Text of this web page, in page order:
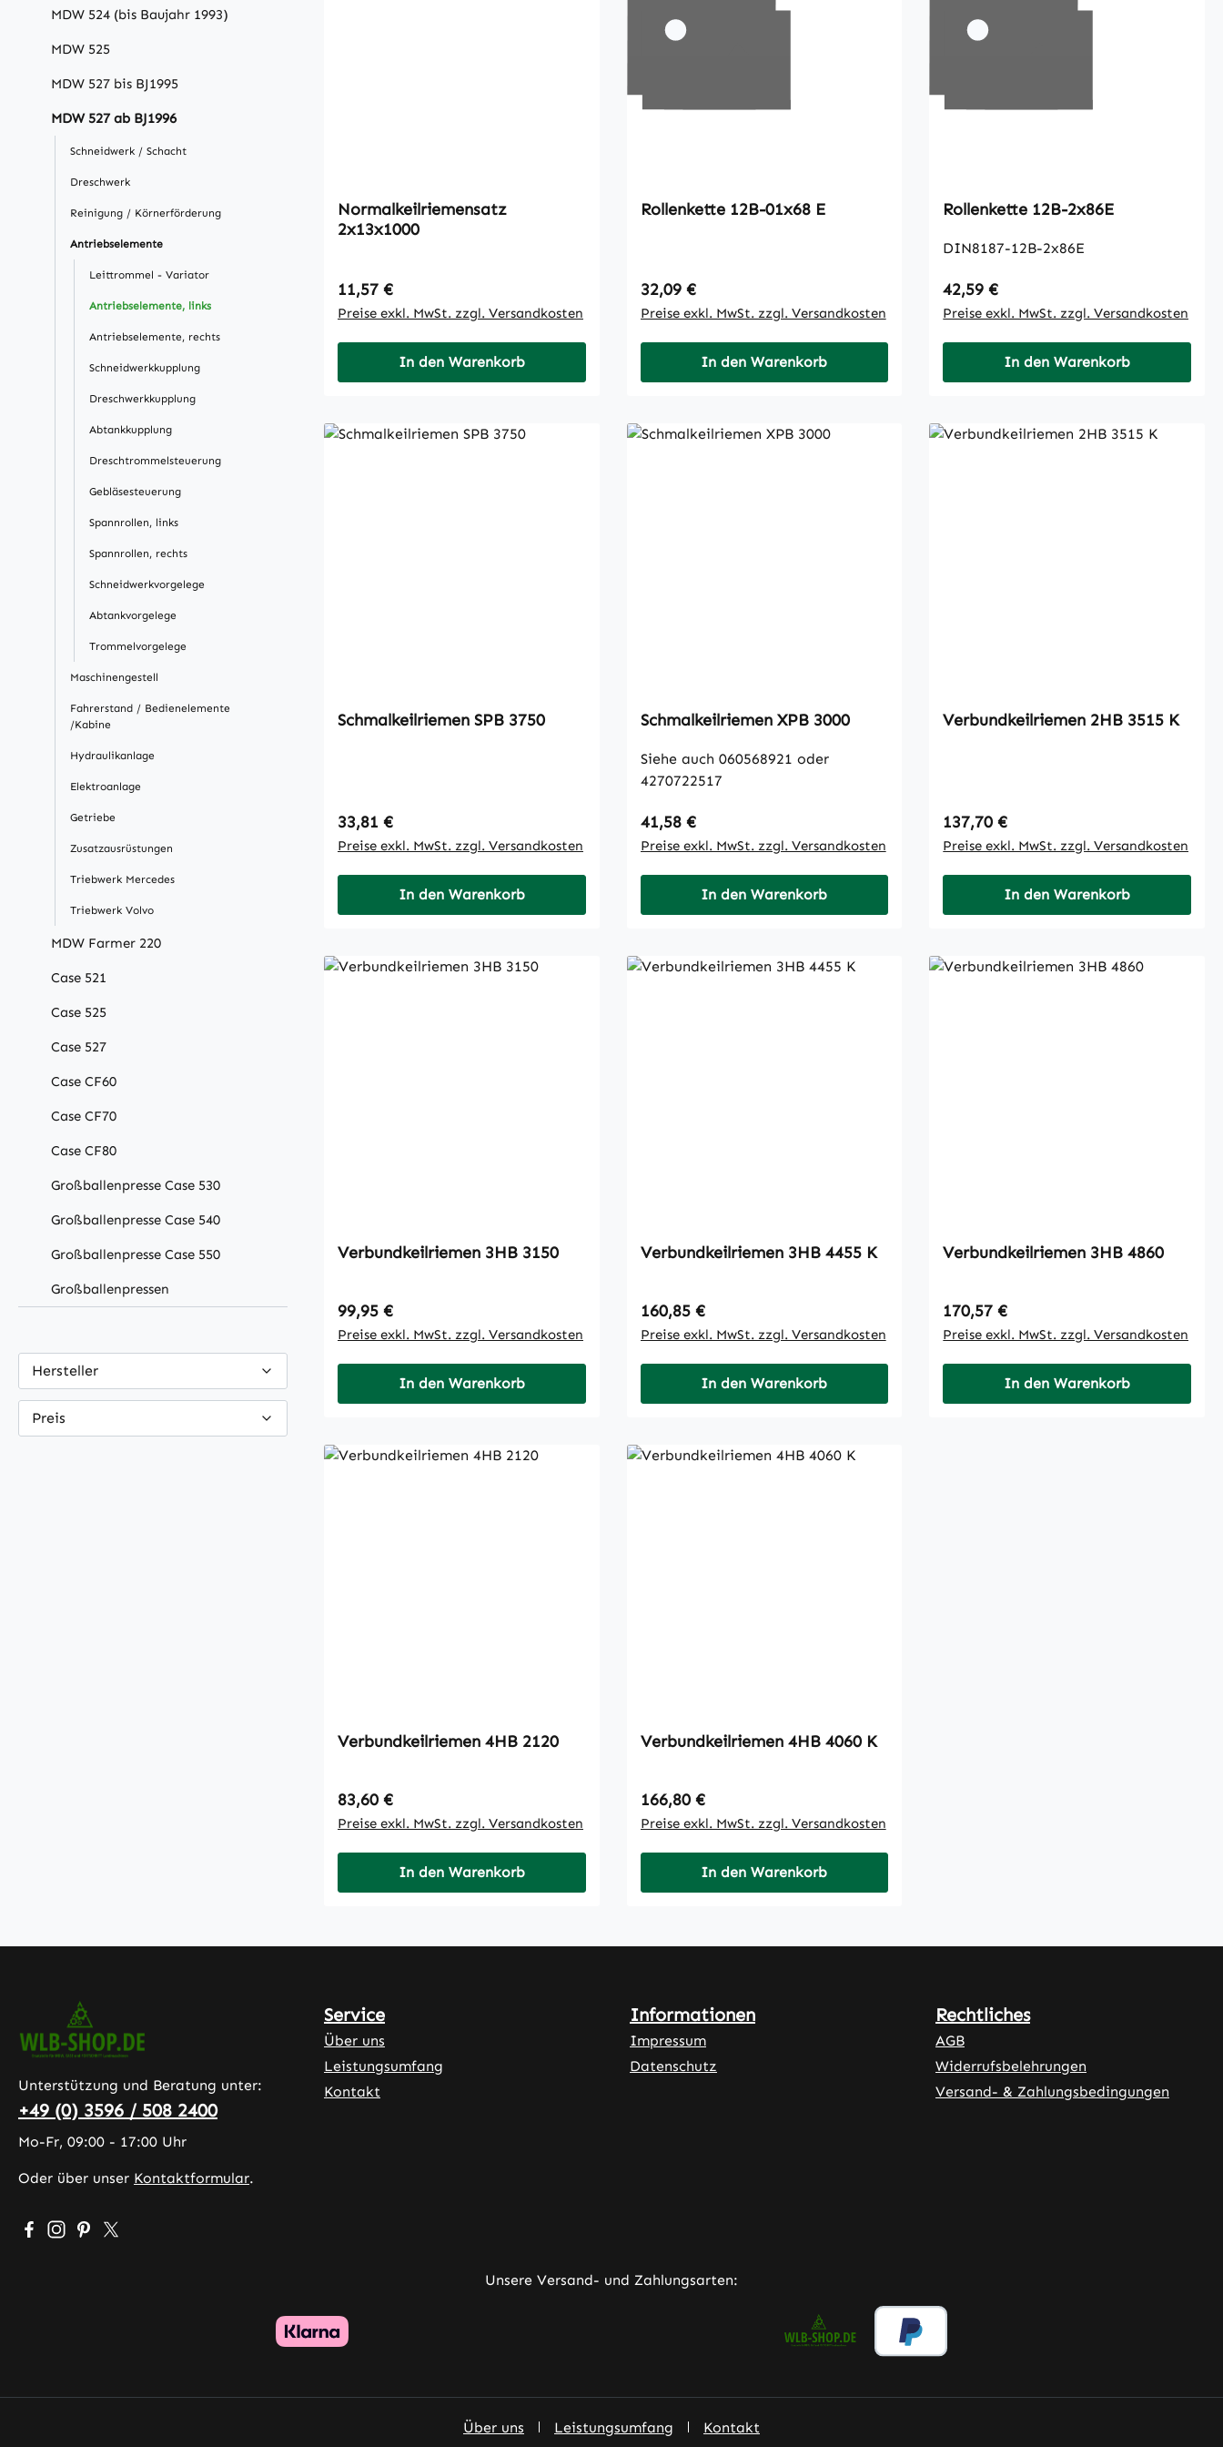
MDW 524 (bis Baujahr 1993)
MDW 525
MDW 527 bis BJ1995
MDW 527 ab BJ1996
Schneidwerk / Schacht
Dreschwerk
Reinigung / Körnerförderung
Antriebselemente
Leittrommel - Variator
Antriebselemente, links
Antriebselemente, rechts
Schneidwerkkupplung
Dreschwerkkupplung
Abtankkupplung
Dreschtrommelsteuerung
Gebläsesteuerung
Spannrollen, links
Spannrollen, rechts
Schneidwerkvorgelege
Abtankvorgelege
Trommelvorgelege
Maschinengestell
Fahrerstand / Bedienelemente
/Kabine
Hydraulikanlage
Elektroanlage
Getriebe
Zusatzausrüstungen
Triebwerk Mercedes
Triebwerk Volvo
MDW Farmer 220
Case 521
Case 525
Case 527
Case CF60
Case CF70
Case CF80
Großballenpresse Case 530
Großballenpresse Case 540
Großballenpresse Case 550
Großballenpressen
Hersteller
Preis
Normalkeilriemensatz
2x13x1000
Regulärer Preis:
11,57 €
Preise exkl. MwSt. zzgl. Versandkosten
In den Warenkorb
Rollenkette 12B-01x68 E
Regulärer Preis:
32,09 €
Preise exkl. MwSt. zzgl. Versandkosten
In den Warenkorb
Rollenkette 12B-2x86E
DIN8187-12B-2x86E
Regulärer Preis:
42,59 €
Preise exkl. MwSt. zzgl. Versandkosten
In den Warenkorb
Schmalkeilriemen SPB 3750
Regulärer Preis:
33,81 €
Preise exkl. MwSt. zzgl. Versandkosten
In den Warenkorb
Schmalkeilriemen XPB 3000
Siehe auch 060568921 oder
4270722517
Regulärer Preis:
41,58 €
Preise exkl. MwSt. zzgl. Versandkosten
In den Warenkorb
Verbundkeilriemen 2HB 3515 K
Regulärer Preis:
137,70 €
Preise exkl. MwSt. zzgl. Versandkosten
In den Warenkorb
Verbundkeilriemen 3HB 3150
Regulärer Preis:
99,95 €
Preise exkl. MwSt. zzgl. Versandkosten
In den Warenkorb
Verbundkeilriemen 3HB 4455 K
Regulärer Preis:
160,85 €
Preise exkl. MwSt. zzgl. Versandkosten
In den Warenkorb
Verbundkeilriemen 3HB 4860
Regulärer Preis:
170,57 €
Preise exkl. MwSt. zzgl. Versandkosten
In den Warenkorb
Verbundkeilriemen 4HB 2120
Regulärer Preis:
83,60 €
Preise exkl. MwSt. zzgl. Versandkosten
In den Warenkorb
Verbundkeilriemen 4HB 4060 K
Regulärer Preis:
166,80 €
Preise exkl. MwSt. zzgl. Versandkosten
In den Warenkorb
Unterstützung und Beratung unter:
+49 (0) 3596 / 508 2400
Mo-Fr, 09:00 - 17:00 Uhr
Oder über unser Kontaktformular.
Besuche uns auf Facebook – öffnet in neuem Tab (externer Link)
Schau auf Instagram vorbei – öffnet in neuem Tab (externer Link)
Lass dich auf Pinterest inspirieren – öffnet in neuem Tab (externer Link)
Folge uns auf X – öffnet in neuem Tab (externer Link)
Service
Über uns
Leistungsumfang
Kontakt
Informationen
Impressum
Datenschutz
Rechtliches
AGB
Widerrufsbelehrungen
Versand- & Zahlungsbedingungen
Unsere Versand- und Zahlungsarten:
Über uns Leistungsumfang Kontakt